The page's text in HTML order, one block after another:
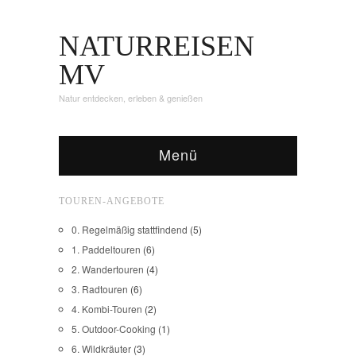
NATURREISEN
MV
Natur entdecken, erleben & genießen
Menü
TOUREN-ANGEBOTE
0. Regelmäßig stattfindend (5)
1. Paddeltouren (6)
2. Wandertouren (4)
3. Radtouren (6)
4. Kombi-Touren (2)
5. Outdoor-Cooking (1)
6. Wildkräuter (3)